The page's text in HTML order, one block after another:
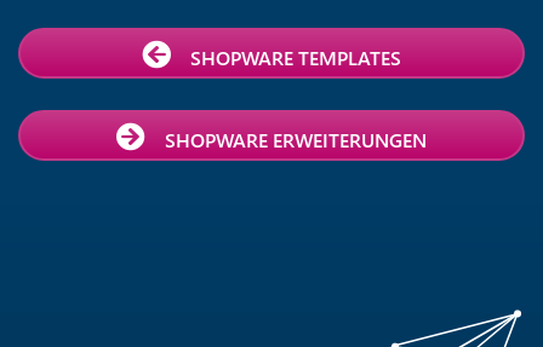
SHOPWARE TEMPLATES
SHOPWARE ERWEITERUNGEN